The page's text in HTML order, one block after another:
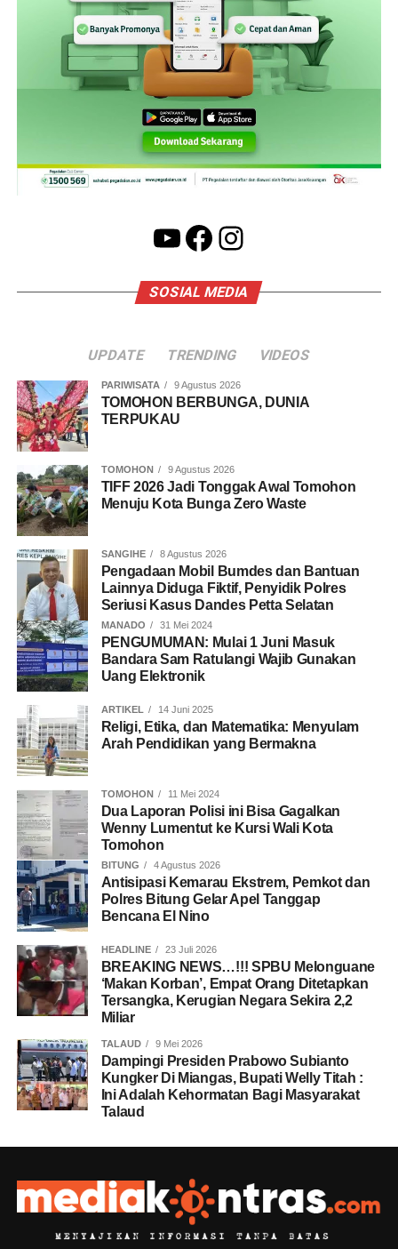
YouTube
Facebook
Instagram
SOSIAL MEDIA
UPDATE TRENDING VIDEOS
PARIWISATA 9 Agustus 2026
TOMOHON BERBUNGA, DUNIA
TERPUKAU
TOMOHON 9 Agustus 2026
TIFF 2026 Jadi Tonggak Awal Tomohon
Menuju Kota Bunga Zero Waste
SANGIHE 8 Agustus 2026
Pengadaan Mobil Bumdes dan Bantuan
Lainnya Diduga Fiktif, Penyidik Polres
Seriusi Kasus Dandes Petta Selatan
MANADO 31 Mei 2024
PENGUMUMAN: Mulai 1 Juni Masuk
Bandara Sam Ratulangi Wajib Gunakan
Uang Elektronik
ARTIKEL 14 Juni 2025
Religi, Etika, dan Matematika: Menyulam
Arah Pendidikan yang Bermakna
TOMOHON 11 Mei 2024
Dua Laporan Polisi ini Bisa Gagalkan
Wenny Lumentut ke Kursi Wali Kota
Tomohon
BITUNG 4 Agustus 2026
Antisipasi Kemarau Ekstrem, Pemkot dan
Polres Bitung Gelar Apel Tanggap
Bencana El Nino
HEADLINE 23 Juli 2026
BREAKING NEWS…!!! SPBU Melonguane
‘Makan Korban’, Empat Orang Ditetapkan
Tersangka, Kerugian Negara Sekira 2,2
Miliar
TALAUD 9 Mei 2026
Dampingi Presiden Prabowo Subianto
Kungker Di Miangas, Bupati Welly Titah :
Ini Adalah Kehormatan Bagi Masyarakat
Talaud